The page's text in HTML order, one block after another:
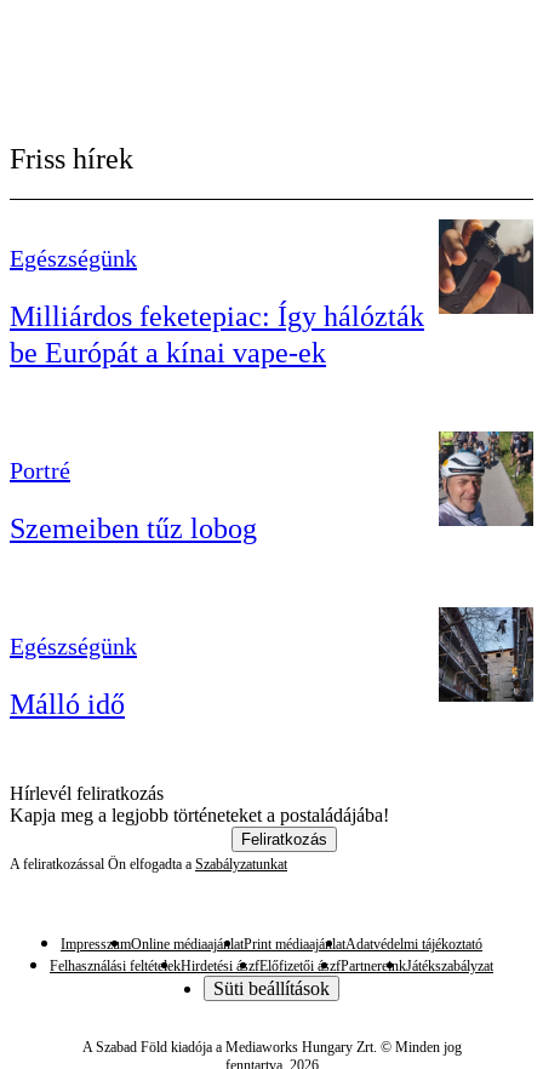
Friss hírek
Egészségünk
Milliárdos feketepiac: Így hálózták
be Európát a kínai vape-ek
Portré
Szemeiben tűz lobog
Egészségünk
Málló idő
Hírlevél feliratkozás
Kapja meg a legjobb történeteket a postaládájába!
Feliratkozás
A feliratkozással Ön elfogadta a Szabályzatunkat
ImpresszumOnline médiaajánlatPrint médiaajánlatAdatvédelmi tájékoztató
Felhasználási feltételekHirdetési ászfElőfizetői ászfPartnereinkJátékszabályzat
Süti beállítások
A Szabad Föld kiadója a Mediaworks Hungary Zrt. © Minden jog
fenntartva. 2026